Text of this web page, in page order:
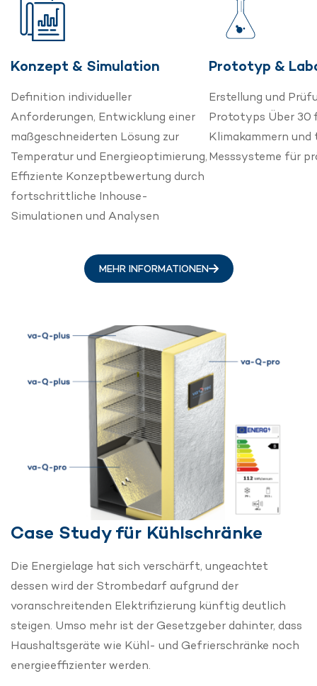
Konzept & Simulation
Definition individueller
Anforderungen, Entwicklung einer
maßgeschneiderten Lösung zur
Temperatur und Energieoptimierung,
Effiziente Konzeptbewertung durch
fortschrittliche Inhouse-
Simulationen und Analysen
Prototyp &
Erstellung und
Prototyps Über 30
Klimakammern
Messsysteme für
MEHR INFORMATIONEN
Case Study für Kühlschränke
Die Energielage hat sich verschärft, ungeachtet
dessen wird der Strombedarf aufgrund der
voranschreitenden Elektrifizierung künftig deutlich
steigen. Umso mehr ist der Gesetzgeber dahinter, dass
Haushaltsgeräte wie Kühl- und Gefrierschränke noch
energieeffizienter werden.